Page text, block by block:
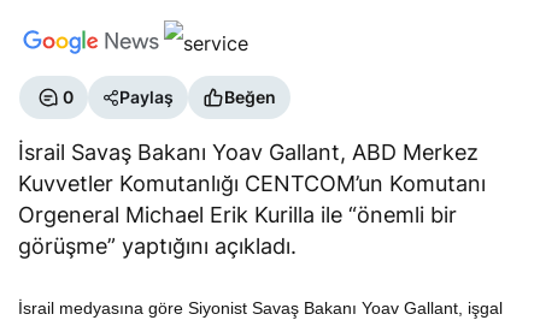
0 Paylaş Beğen
İsrail Savaş Bakanı Yoav Gallant, ABD Merkez
Kuvvetler Komutanlığı CENTCOM’un Komutanı
Orgeneral Michael Erik Kurilla ile “önemli bir
görüşme” yaptığını açıkladı.
İsrail medyasına göre Siyonist Savaş Bakanı Yoav Gallant, işgal